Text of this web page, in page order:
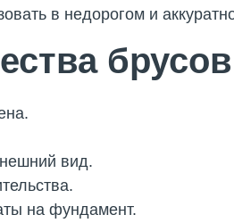
в недорогом и
вид.
на фундамент.